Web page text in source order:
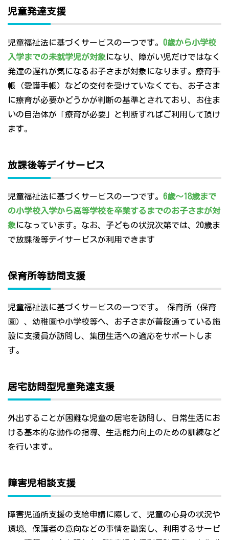
児童発達支援
児童福祉法に基づくサービスの一つです。 0歳から小学校
入学までの未就学児が対象になり、障がい児だけではなく
発達の遅れが気になるお子さまが対象になります。療育手
帳（愛護手帳）などの交付を受けていなくても、お子さま
に療育が必要かどうかが判断の基準とされており、お住ま
いの自治体が「療育が必要」と判断すればご利用して頂け
ます。
放課後等デイサービス
児童福祉法に基づくサービスの一つです。 6歳～18歳まで
の小学校入学から高等学校を卒業するまでのお子さまが対
象になっています。なお、子どもの状況次第では、20歳ま
で放課後等デイサービスが利用できます
保育所等訪問支援
児童福祉法に基づくサービスの一つです。 保育所（保育
園）、幼稚園や小学校等へ、お子さまが普段通っている施
設に支援員が訪問し、集団生活への適応をサポートしま
す。
居宅訪問型児童発達支援
外出することが困難な児童の居宅を訪問し、日常生活にお
ける基本的な動作の指導、生活能力向上のための訓練など
を行います。
障害児相談支援
障害児通所支援の支給申請に際して、児童の心身の状況や
環境、保護者の意向などの事情を勘案し、利用するサービ